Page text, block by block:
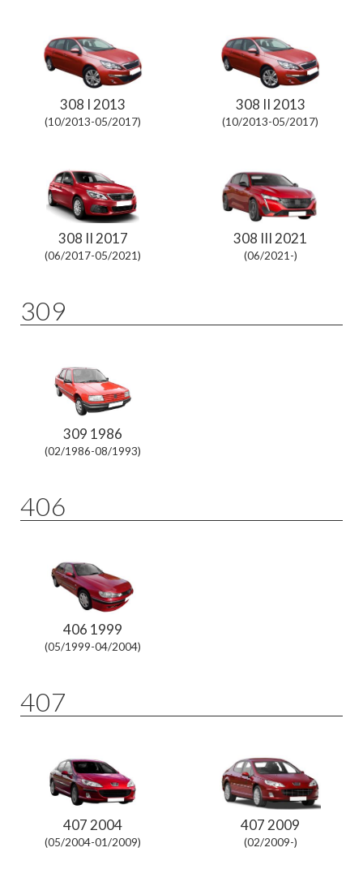
308 I 2013
(10/2013-05/2017)
308 II 2013
(10/2013-05/2017)
308 II 2017
(06/2017-05/2021)
308 III 2021
(06/2021-)
309
309 1986
(02/1986-08/1993)
406
406 1999
(05/1999-04/2004)
407
407 2004
(05/2004-01/2009)
407 2009
(02/2009-)